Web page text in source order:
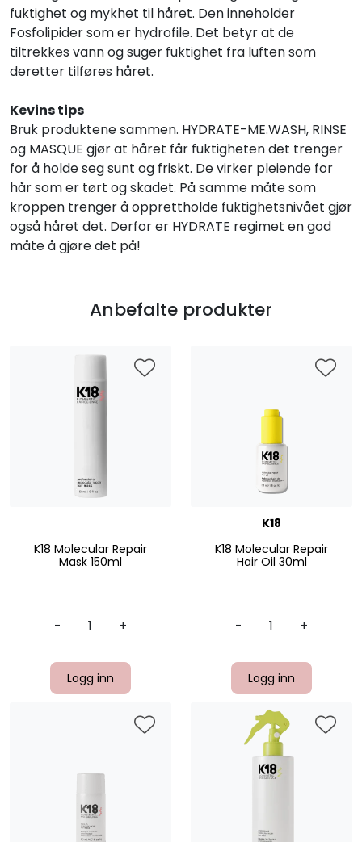
fuktighet og mykhet til håret. Den inneholder
Fosfolipider som er hydrofile. Det betyr at de
tiltrekkes vann og suger fuktighet fra luften som
deretter tilføres håret.
Kevins tips
Bruk produktene sammen. HYDRATE-ME.WASH, RINSE
og MASQUE gjør at håret får fuktigheten det trenger
for å holde seg sunt og friskt. De virker pleiende for
hår som er tørt og skadet. På samme måte som
kroppen trenger å opprettholde fuktighetsnivået gjør
også håret det. Derfor er HYDRATE regimet en god
måte å gjøre det på!
Anbefalte produkter
K18 Molecular Repair
Mask 150ml
- +
Logg inn
K18
K18 Molecular Repair
Hair Oil 30ml
- +
Logg inn